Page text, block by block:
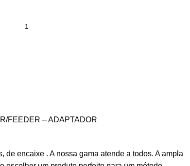
FEEDER – ADAPTADOR
de encaixe . A nossa gama atende a todos. A ampla